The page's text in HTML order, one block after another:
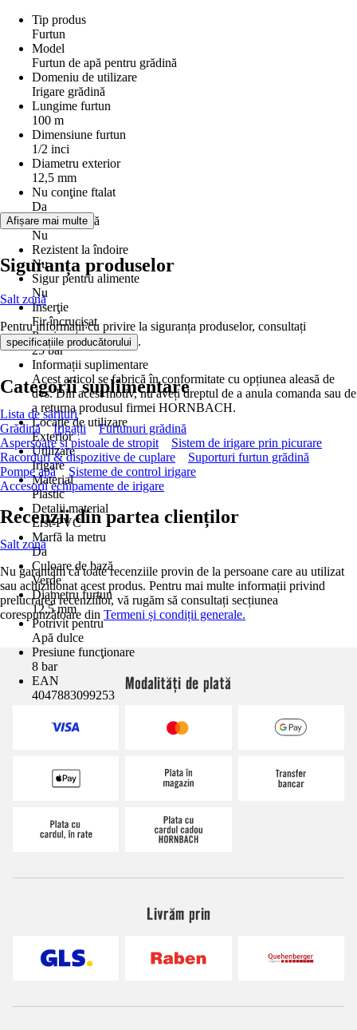
Tip produs
Furtun
Model
Furtun de apă pentru grădină
Domeniu de utilizare
Irigare grădină
Lungime furtun
100 m
Dimensiune furtun
1/2 inci
Diametru exterior
12,5 mm
Nu conţine ftalat
Da
Formă stabilă
Nu
Rezistent la îndoire
Nu
Sigur pentru alimente
Nu
Inserţie
Fir încrucișat
Presiune spargere
25 bar
Informații suplimentare
Acest articol se fabrică în conformitate cu opțiunea aleasă de
dvs. Din acest motiv, nu aveți dreptul de a anula comanda sau de
a returna produsul firmei HORNBACH.
Locație de utilizare
Exterior
Utilizare
Irigare
Material
Plastic
Detalii material
Erst-PVC
Marfă la metru
Da
Culoare de bază
Verde
Diametru furtun
12,5 mm
Potrivit pentru
Apă dulce
Presiune funcţionare
8 bar
EAN
4047883099253
Afișare mai multe
Siguranța produselor
Salt zonă
Pentru informații cu privire la siguranța produselor, consultați
specificațiile producătorului .
Categorii suplimentare
Lista de sărituri
Grădină
Irigații
Furtunuri grădină
Aspersoare și pistoale de stropit
Sistem de irigare prin picurare
Racorduri & dispozitive de cuplare
Suporturi furtun grădină
Pompe apă
Sisteme de control irigare
Accesorii echipamente de irigare
Recenzii din partea clienților
Salt zonă
Nu garantăm că toate recenziile provin de la persoane care au utilizat
sau achiziționat acest produs. Pentru mai multe informații privind
prelucrarea recenziilor, vă rugăm să consultați secțiunea
corespunzătoare din Termeni și condiții generale.
Modalități de plată
Livrăm prin